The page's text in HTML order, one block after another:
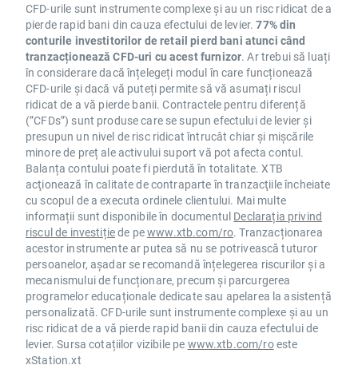
CFD-urile sunt instrumente complexe și au un risc ridicat de a
pierde rapid bani din cauza efectului de levier.77% din
conturile investitorilor de retail pierd bani atunci când
tranzacționează CFD-uri cu acest furnizor. Ar trebui să luați
în considerare dacă înțelegeți modul în care funcționează
CFD-urile și dacă vă puteți permite să vă asumați riscul
ridicat de a vă pierde banii. Contractele pentru diferență
(”CFDs”) sunt produse care se supun efectului de levier și
presupun un nivel de risc ridicat întrucât chiar și mișcările
minore de preț ale activului suport vă pot afecta contul.
Balanța contului poate fi pierdută în totalitate. XTB
acţionează în calitate de contraparte în tranzacţiile încheiate
cu scopul de a executa ordinele clientului. Mai multe
informații sunt disponibile în documentul Declarația privind
riscul de investițiede pewww.xtb.com/ro. Tranzacționarea
acestor instrumente ar putea să nu se potrivească tuturor
persoanelor, așadar se recomandă înțelegerea riscurilor și a
mecanismului de funcționare, precum și parcurgerea
programelor educaționale dedicate sau apelarea la asistență
personalizată. CFD-urile sunt instrumente complexe și au un
risc ridicat de a vă pierde rapid banii din cauza efectului de
levier. Sursa cotațiilor vizibile pe www.xtb.com/roeste
xStation.xt